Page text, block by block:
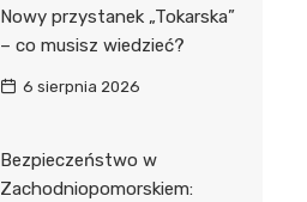
Nowy przystanek „Tokarska”
– co musisz wiedzieć?
6 sierpnia 2026
Bezpieczeństwo w
Zachodniopomorskiem: